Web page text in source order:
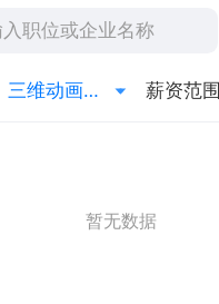
三维动画设计 薪资范围
暂无数据